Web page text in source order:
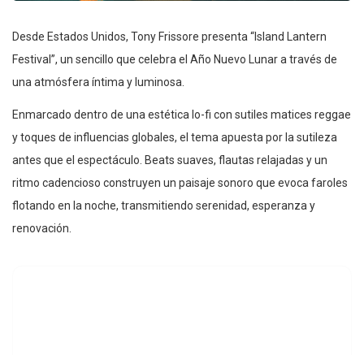
Desde Estados Unidos, Tony Frissore presenta “Island Lantern
Festival”, un sencillo que celebra el Año Nuevo Lunar a través de
una atmósfera íntima y luminosa.
Enmarcado dentro de una estética lo-fi con sutiles matices reggae
y toques de influencias globales, el tema apuesta por la sutileza
antes que el espectáculo. Beats suaves, flautas relajadas y un
ritmo cadencioso construyen un paisaje sonoro que evoca faroles
flotando en la noche, transmitiendo serenidad, esperanza y
renovación.